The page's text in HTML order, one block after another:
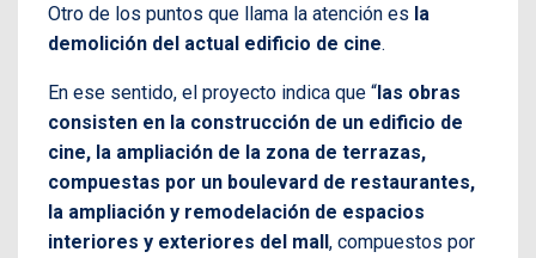
Otro de los puntos que llama la atención es la
demolición del actual edificio de cine.
En ese sentido, el proyecto indica que “las obras
consisten en la construcción de un edificio de
cine, la ampliación de la zona de terrazas,
compuestas por un boulevard de restaurantes,
la ampliación y remodelación de espacios
interiores y exteriores del mall, compuestos por